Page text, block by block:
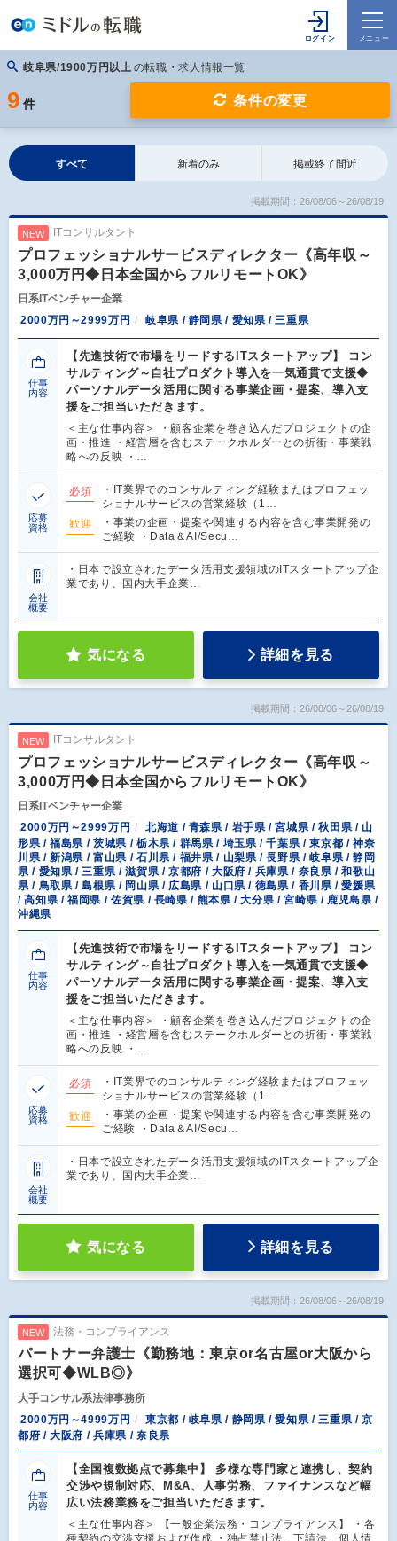
岐阜県/1900万円以上 の転職・求人情報一覧
9 件 条件の変更
すべて 新着のみ 掲載終了間近
掲載期間：26/08/06～26/08/19
NEW ITコンサルタント
プロフェッショナルサービスディレクター《高年収～
3,000万円◆日本全国からフルリモートOK》
日系ITベンチャー企業
2000万円～2999万円
岐阜県 / 静岡県 / 愛知県 / 三重県
仕事
内容
【先進技術で市場をリードするITスタートアップ】 コン
サルティング～自社プロダクト導入を一気通貫で支援◆
パーソナルデータ活用に関する事業企画・提案、導入支
援をご担当いただきます。
＜主な仕事内容＞ ・顧客企業を巻き込んだプロジェクトの企
画・推進 ・経営層を含むステークホルダーとの折衝・事業戦
略への反映 ・…
応募
資格
必須
・IT業界でのコンサルティング経験またはプロフェッ
ショナルサービスの営業経験（1…
歓迎
・事業の企画・提案や関連する内容を含む事業開発の
ご経験 ・Data＆AI/Secu…
会社
概要
・日本で設立されたデータ活用支援領域のITスタートアップ企
業であり、国内大手企業…
気になる 詳細を見る
掲載期間：26/08/06～26/08/19
NEW ITコンサルタント
プロフェッショナルサービスディレクター《高年収～
3,000万円◆日本全国からフルリモートOK》
日系ITベンチャー企業
2000万円～2999万円
北海道 / 青森県 / 岩手県 / 宮城県 / 秋田県 / 山
形県 / 福島県 / 茨城県 / 栃木県 / 群馬県 / 埼玉県 / 千葉県 / 東京都 / 神奈
川県 / 新潟県 / 富山県 / 石川県 / 福井県 / 山梨県 / 長野県 / 岐阜県 / 静岡
県 / 愛知県 / 三重県 / 滋賀県 / 京都府 / 大阪府 / 兵庫県 / 奈良県 / 和歌山
県 / 鳥取県 / 島根県 / 岡山県 / 広島県 / 山口県 / 徳島県 / 香川県 / 愛媛県
/ 高知県 / 福岡県 / 佐賀県 / 長崎県 / 熊本県 / 大分県 / 宮崎県 / 鹿児島県 /
沖縄県
仕事
内容
【先進技術で市場をリードするITスタートアップ】 コン
サルティング～自社プロダクト導入を一気通貫で支援◆
パーソナルデータ活用に関する事業企画・提案、導入支
援をご担当いただきます。
＜主な仕事内容＞ ・顧客企業を巻き込んだプロジェクトの企
画・推進 ・経営層を含むステークホルダーとの折衝・事業戦
略への反映 ・…
応募
資格
必須
・IT業界でのコンサルティング経験またはプロフェッ
ショナルサービスの営業経験（1…
歓迎
・事業の企画・提案や関連する内容を含む事業開発の
ご経験 ・Data＆AI/Secu…
会社
概要
・日本で設立されたデータ活用支援領域のITスタートアップ企
業であり、国内大手企業…
気になる 詳細を見る
掲載期間：26/08/06～26/08/19
NEW 法務・コンプライアンス
パートナー弁護士《勤務地：東京or名古屋or大阪から
選択可◆WLB◎》
大手コンサル系法律事務所
2000万円～4999万円
東京都 / 岐阜県 / 静岡県 / 愛知県 / 三重県 / 京
都府 / 大阪府 / 兵庫県 / 奈良県
仕事
内容
【全国複数拠点で募集中】 多様な専門家と連携し、契約
交渉や規制対応、M&A、人事労務、ファイナンスなど幅
広い法務業務をご担当いただきます。
＜主な仕事内容＞ 【一般企業法務・コンプライアンス】 ・各